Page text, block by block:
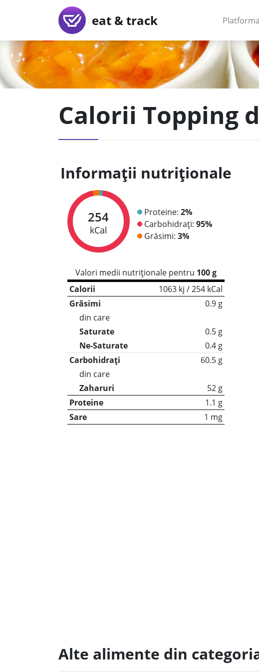
eat & track Platforma
Calorii Topping
Informații nutriționale
254
kCal
Proteine: 2%
Carbohidrați: 95%
Grăsimi: 3%
Valori medii nutriționale pentru 100 g
Calorii
1063 kj / 254 kCal
Grăsimi
0.9 g
din care
Saturate
0.5 g
Ne-Saturate
0.4 g
Carbohidrați
60.5 g
din care
Zaharuri
52 g
Proteine
1.1 g
Sare
1 mg
Alte alimente din